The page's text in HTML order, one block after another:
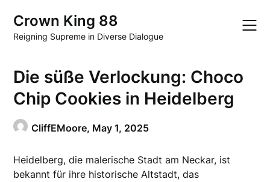
content
Crown King 88
Reigning Supreme in Diverse Dialogue
Die süße Verlockung: Choco
Chip Cookies in Heidelberg
CliffEMoore, May 1, 2025
Heidelberg, die malerische Stadt am Neckar, ist
bekannt für ihre historische Altstadt, das